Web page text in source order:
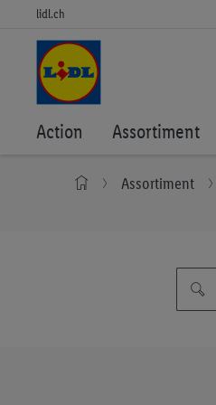
lidl.ch
Action Assortiment
Assortiment